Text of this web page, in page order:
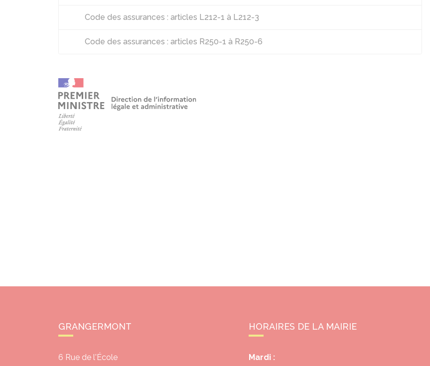
Code des assurances : articles L212-1 à L212-3
Code des assurances : articles R250-1 à R250-6
GRANGERMONT
6 Rue de l'École
HORAIRES DE LA MAIRIE
Mardi :